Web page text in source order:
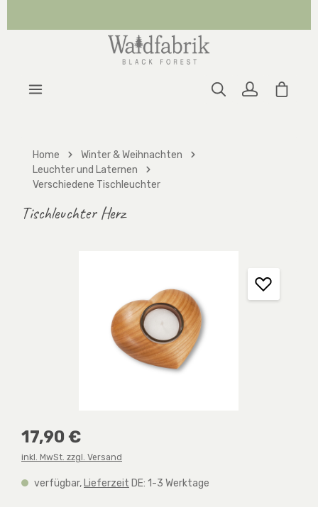
Home
Winter & Weihnachten
Leuchter und Laternen
Verschiedene Tischleuchter
Tischleuchter Herz
Regulärer Preis:
17,90 €
inkl. MwSt. zzgl. Versand
verfügbar, Lieferzeit DE: 1-3 Werktage